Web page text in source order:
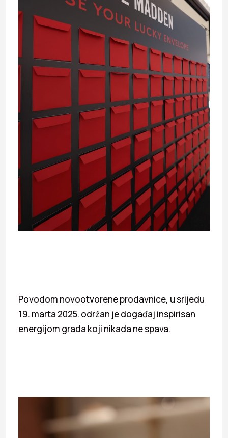
Povodom novootvorene prodavnice, u srijedu
19. marta 2025. održan je događaj inspirisan
energijom grada koji nikada ne spava.